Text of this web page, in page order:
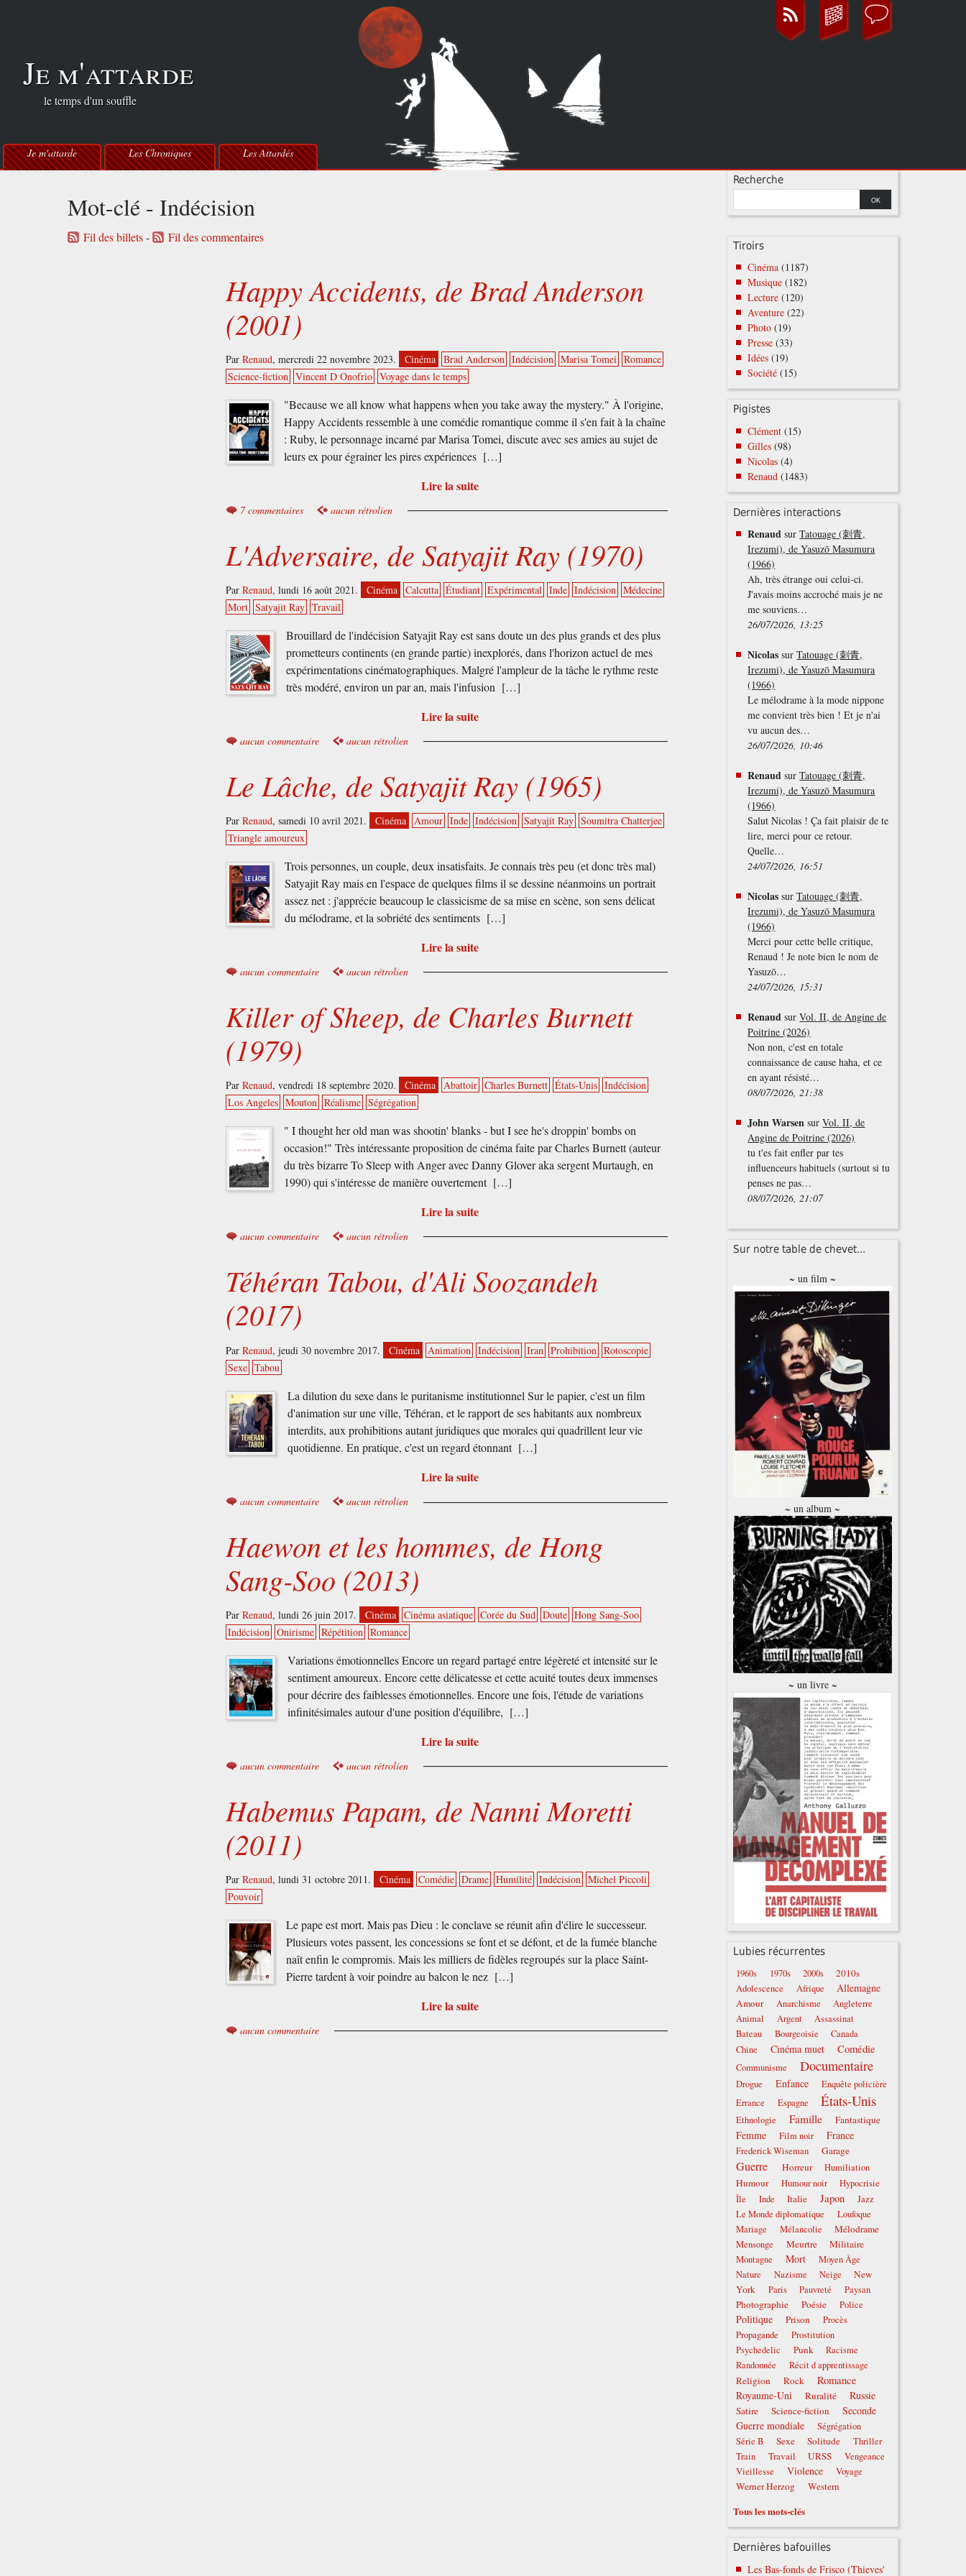
Je m'attarde
le temps d'un souffle
Je m'attarde Les Chroniques Les Attardés
Mot-clé - Indécision
Fil des billets- Fil des commentaires
Happy Accidents, de Brad Anderson
(2001)
ParRenaud,mercredi 22 novembre 2023. Cinéma Brad Anderson Indécision Marisa Tomei Romance
Science-fiction Vincent D Onofrio Voyage dans le temps
"Because we all know what happens when you take away the mystery." À l'origine,
Happy Accidents ressemble à une comédie romantique comme il s'en fait à la chaîne
: Ruby, le personnage incarné par Marisa Tomei, discute avec ses amies au sujet de
leurs ex pour égrainer les pires expériences […]
Lire la suite
7 commentaires aucun rétrolien
L'Adversaire, de Satyajit Ray (1970)
ParRenaud,lundi 16 août 2021. Cinéma Calcutta Étudiant Expérimental Inde Indécision Médecine
Mort Satyajit Ray Travail
Brouillard de l'indécision Satyajit Ray est sans doute un des plus grands et des plus
prometteurs continents (en grande partie) inexplorés, dans l'horizon actuel de mes
expérimentations cinématographiques. Malgré l'ampleur de la tâche le rythme reste
très modéré, environ un par an, mais l'infusion […]
Lire la suite
aucun commentaire aucun rétrolien
Le Lâche, de Satyajit Ray (1965)
ParRenaud,samedi 10 avril 2021. Cinéma Amour Inde Indécision Satyajit Ray Soumitra Chatterjee
Triangle amoureux
Trois personnes, un couple, deux insatisfaits. Je connais très peu (et donc très mal)
Satyajit Ray mais en l'espace de quelques films il se dessine néanmoins un portrait
assez net : j'apprécie beaucoup le classicisme de sa mise en scène, son sens délicat
du mélodrame, et la sobriété des sentiments […]
Lire la suite
aucun commentaire aucun rétrolien
Killer of Sheep, de Charles Burnett
(1979)
ParRenaud,vendredi 18 septembre 2020. Cinéma Abattoir Charles Burnett États-Unis Indécision
Los Angeles Mouton Réalisme Ségrégation
" I thought her old man was shootin' blanks - but I see he's droppin' bombs on
occasion!" Très intéressante proposition de cinéma faite par Charles Burnett (auteur
du très bizarre To Sleep with Anger avec Danny Glover aka sergent Murtaugh, en
1990) qui s'intéresse de manière ouvertement […]
Lire la suite
aucun commentaire aucun rétrolien
Téhéran Tabou, d'Ali Soozandeh
(2017)
ParRenaud,jeudi 30 novembre 2017. Cinéma Animation Indécision Iran Prohibition Rotoscopie
Sexe Tabou
La dilution du sexe dans le puritanisme institutionnel Sur le papier, c'est un film
d'animation sur une ville, Téhéran, et le rapport de ses habitants aux nombreux
interdits, aux prohibitions autant juridiques que morales qui quadrillent leur vie
quotidienne. En pratique, c'est un regard étonnant […]
Lire la suite
aucun commentaire aucun rétrolien
Haewon et les hommes, de Hong
Sang-Soo (2013)
ParRenaud,lundi 26 juin 2017. Cinéma Cinéma asiatique Corée du Sud Doute Hong Sang-Soo
Indécision Onirisme Répétition Romance
Variations émotionnelles Encore un regard partagé entre légèreté et intensité sur le
sentiment amoureux. Encore cette délicatesse et cette acuité toutes deux immenses
pour décrire des faiblesses émotionnelles. Encore une fois, l'étude de variations
infinitésimales autour d'une position d'équilibre, […]
Lire la suite
aucun commentaire aucun rétrolien
Habemus Papam, de Nanni Moretti
(2011)
ParRenaud,lundi 31 octobre 2011. Cinéma Comédie Drame Humilité Indécision Michel Piccoli
Pouvoir
Le pape est mort. Mais pas Dieu : le conclave se réunit afin d'élire le successeur.
Plusieurs votes passent, les concessions se font et se défont, et de la fumée blanche
naît enfin le compromis. Mais les milliers de fidèles regroupés sur la place Saint-
Pierre tardent à voir poindre au balcon le nez […]
Lire la suite
aucun commentaire
Recherche
Tiroirs
Cinéma (1187)
Musique (182)
Lecture (120)
Aventure (22)
Photo (19)
Presse (33)
Idées (19)
Société (15)
Pigistes
Clément (15)
Gilles (98)
Nicolas (4)
Renaud (1483)
Dernières interactions
Renaud surTatouage (刺青,
Irezumi), de Yasuzō Masumura
(1966)
Ah, très étrange oui celui-ci.
J'avais moins accroché mais je ne
me souviens…
26/07/2026, 13:25
Nicolas surTatouage (刺青,
Irezumi), de Yasuzō Masumura
(1966)
Le mélodrame à la mode nippone
me convient très bien ! Et je n'ai
vu aucun des…
26/07/2026, 10:46
Renaud surTatouage (刺青,
Irezumi), de Yasuzō Masumura
(1966)
Salut Nicolas ! Ça fait plaisir de te
lire, merci pour ce retour.
Quelle…
24/07/2026, 16:51
Nicolas surTatouage (刺青,
Irezumi), de Yasuzō Masumura
(1966)
Merci pour cette belle critique,
Renaud ! Je note bien le nom de
Yasuzō…
24/07/2026, 15:31
Renaud surVol. II, de Angine de
Poitrine (2026)
Non non, c'est en totale
connaissance de cause haha, et ce
en ayant résisté…
08/07/2026, 21:38
John Warsen surVol. II, de
Angine de Poitrine (2026)
tu t'es fait enfler par tes
influenceurs habituels (surtout si tu
penses ne pas…
08/07/2026, 21:07
Sur notre table de chevet...
~ un film ~
~ un album ~
~ un livre ~
Lubies récurrentes
1960s 1970s 2000s 2010s
Adolescence Afrique Allemagne
Amour Anarchisme
Angleterre
Animal
Argent
Assassinat
Bateau
Bourgeoisie
Canada
Chine
Cinéma muet Comédie
Communisme Documentaire
Drogue Enfance
Enquête policière
Errance
Espagne États-Unis
Ethnologie Famille Fantastique
Femme Film noir France
Frederick Wiseman Garage
Guerre Horreur Humiliation
Humour Humour noir
Hypocrisie
Île
Inde Italie Japon
Jazz
Le Monde diplomatique
Loufoque
Mariage
Mélancolie Mélodrame
Mensonge Meurtre Militaire
Montagne Mort
Moyen Âge
Nature
Nazisme Neige
New
York
Paris Pauvreté Paysan
Photographie Poésie Police
Politique Prison
Procès
Propagande
Prostitution
Psychedelic
Punk
Racisme
Randonnée
Récit d apprentissage
Religion Rock Romance
Royaume-Uni Ruralité Russie
Satire Science-fiction
Seconde
Guerre mondiale
Ségrégation
Série B
Sexe Solitude
Thriller
Train
Travail URSS
Vengeance
Vieillesse
Violence Voyage
Werner Herzog Western
Tous les mots-clés
Dernières bafouilles
Les Bas-fonds de Frisco (Thieves'